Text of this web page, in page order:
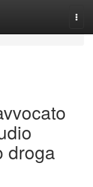
droga